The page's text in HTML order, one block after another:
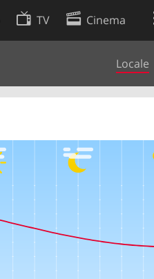
TV Cinema
Locale